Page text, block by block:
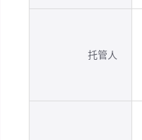
托管人